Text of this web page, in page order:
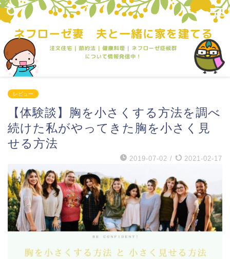
レビュー
【体験談】胸を小さくする方法を調べ
続けた私がやってきた胸を小さく見
せる方法
2019-07-02 / 2021-02-17